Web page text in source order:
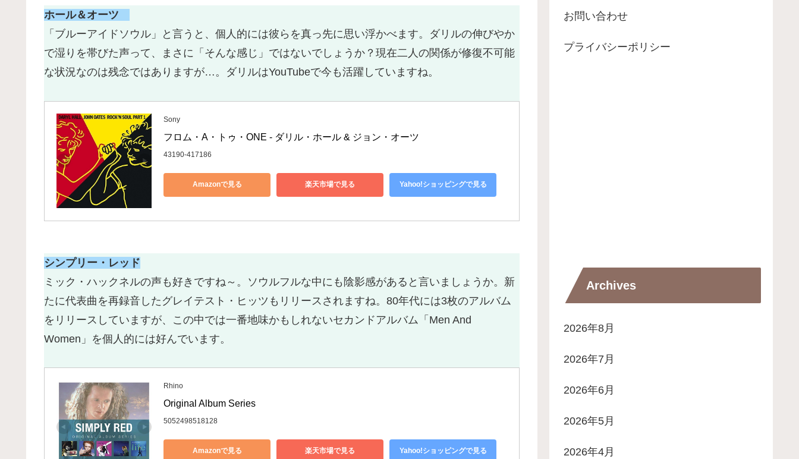
ホール＆オーツ
「ブルーアイドソウル」と言うと、個人的には彼らを真っ先に思い浮かべます。ダリルの伸びやか
で湿りを帯びた声って、まさに「そんな感じ」ではないでしょうか？現在二人の関係が修復不可能
な状況なのは残念ではありますが…。ダリルはYouTubeで今も活躍していますね。
Sony
フロム・A・トゥ・ONE - ダリル・ホール & ジョン・オーツ
43190-417186
Amazonで見る 楽天市場で見る Yahoo!ショッピングで見る
シンプリー・レッド
ミック・ハックネルの声も好きですね～。ソウルフルな中にも陰影感があると言いましょうか。新
たに代表曲を再録音したグレイテスト・ヒッツもリリースされますね。80年代には3枚のアルバム
をリリースしていますが、この中では一番地味かもしれないセカンドアルバム「Men And
Women」を個人的には好んでいます。
Rhino
Original Album Series
5052498518128
Amazonで見る 楽天市場で見る Yahoo!ショッピングで見る
お問い合わせ
プライバシーポリシー
Archives
2026年8月
2026年7月
2026年6月
2026年5月
2026年4月